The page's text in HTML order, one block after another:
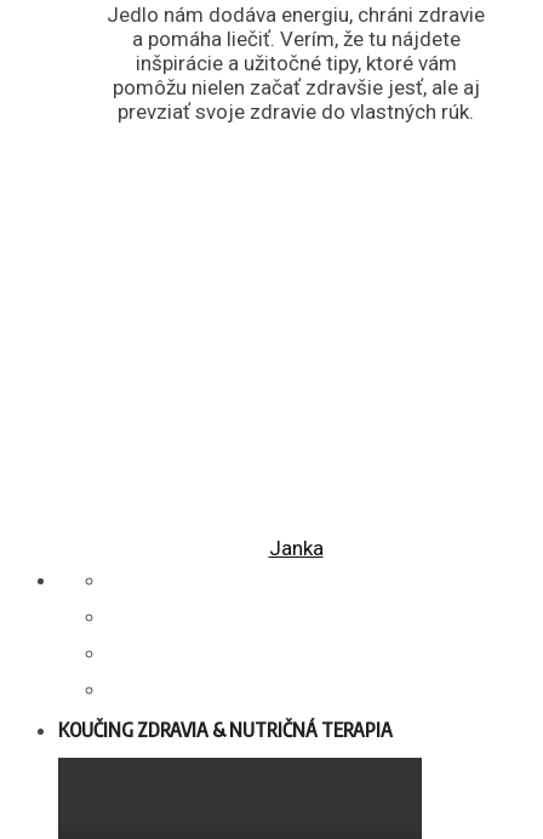
Jedlo nám dodáva energiu, chráni zdravie
a pomáha liečiť. Verím, že tu nájdete
inšpirácie a užitočné tipy, ktoré vám
pomôžu nielen začať zdravšie jesť, ale aj
prevziať svoje zdravie do vlastných rúk.
Janka
KOUČING ZDRAVIA & NUTRIČNÁ TERAPIA